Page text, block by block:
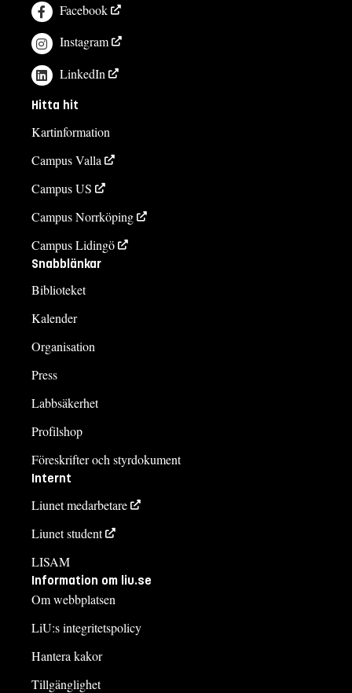
Facebook
Instagram
LinkedIn
Hitta hit
Kartinformation
Campus Valla
Campus US
Campus Norrköping
Campus Lidingö
Snabblänkar
Biblioteket
Kalender
Organisation
Press
Labbsäkerhet
Profilshop
Föreskrifter och styrdokument
Internt
Liunet medarbetare
Liunet student
LISAM
Information om liu.se
Om webbplatsen
LiU:s integritetspolicy
Hantera kakor
Tillgänglighet